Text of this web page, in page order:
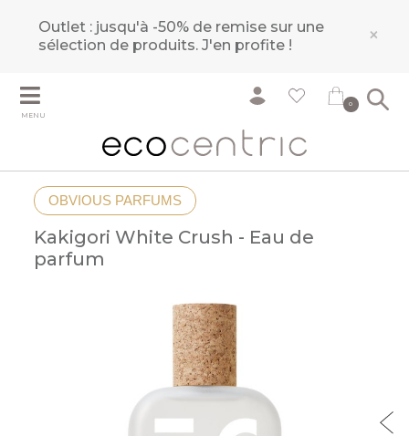
Outlet : jusqu'à -50% de remise sur une
sélection de produits.J'en profite ! ×
MENU
0
OBVIOUS PARFUMS
Kakigori White Crush - Eau de
parfum